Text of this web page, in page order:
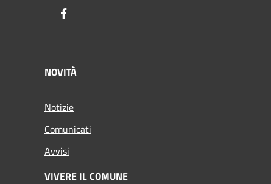
NOVITÀ
Notizie
Comunicati
Avvisi
VIVERE IL COMUNE